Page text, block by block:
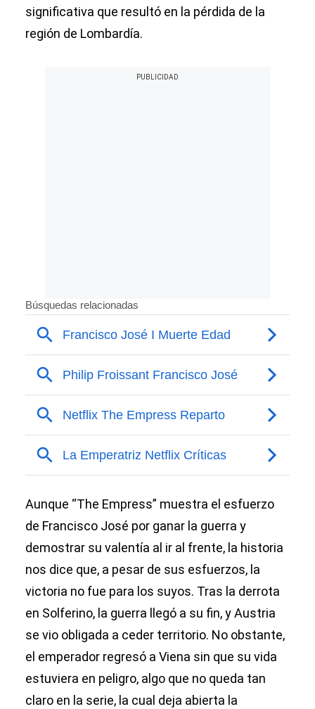
significativa que resultó en la pérdida de la
región de Lombardía.
Aunque “The Empress” muestra el esfuerzo
de Francisco José por ganar la guerra y
demostrar su valentía al ir al frente, la historia
nos dice que, a pesar de sus esfuerzos, la
victoria no fue para los suyos. Tras la derrota
en Solferino, la guerra llegó a su fin, y Austria
se vio obligada a ceder territorio. No obstante,
el emperador regresó a Viena sin que su vida
estuviera en peligro, algo que no queda tan
claro en la serie, la cual deja abierta la